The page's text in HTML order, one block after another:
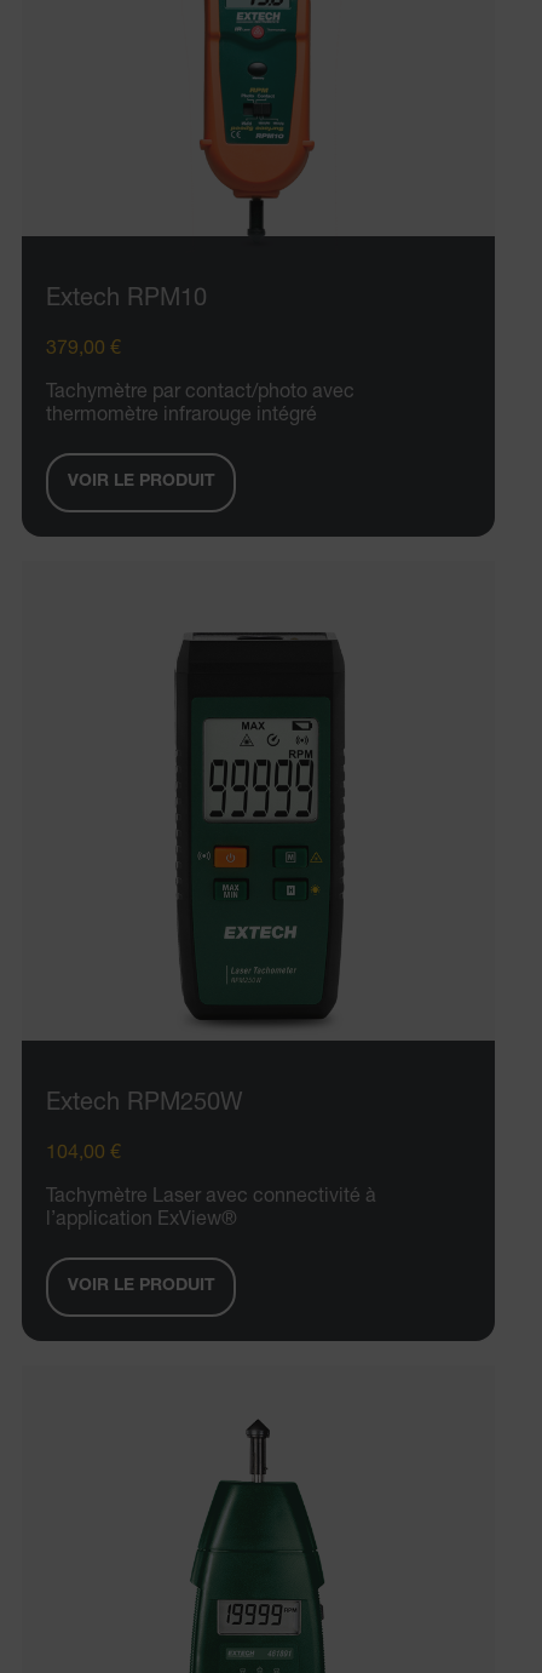
Extech RPM10
379,00 €
Tachymètre par contact/photo avec
thermomètre infrarouge intégré
VOIR LE PRODUIT
Extech RPM250W
104,00 €
Tachymètre Laser avec connectivité à
l’application ExView®
VOIR LE PRODUIT